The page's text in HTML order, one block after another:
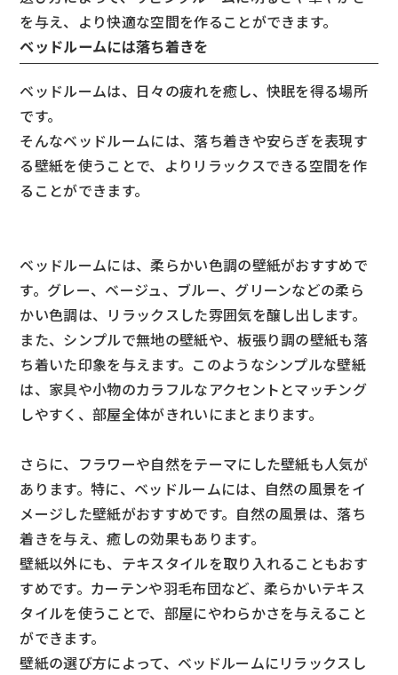
を与え、より快適な空間を作ることができます。
ベッドルームには落ち着きを
ベッドルームは、日々の疲れを癒し、快眠を得る場所
です。
そんなベッドルームには、落ち着きや安らぎを表現す
る壁紙を使うことで、よりリラックスできる空間を作
ることができます。
ベッドルームには、柔らかい色調の壁紙がおすすめで
す。グレー、ベージュ、ブルー、グリーンなどの柔ら
かい色調は、リラックスした雰囲気を醸し出します。
また、シンプルで無地の壁紙や、板張り調の壁紙も落
ち着いた印象を与えます。このようなシンプルな壁紙
は、家具や小物のカラフルなアクセントとマッチング
しやすく、部屋全体がきれいにまとまります。
さらに、フラワーや自然をテーマにした壁紙も人気が
あります。特に、ベッドルームには、自然の風景をイ
メージした壁紙がおすすめです。自然の風景は、落ち
着きを与え、癒しの効果もあります。
壁紙以外にも、テキスタイルを取り入れることもおす
すめです。カーテンや羽毛布団など、柔らかいテキス
タイルを使うことで、部屋にやわらかさを与えること
ができます。
壁紙の選び方によって、ベッドルームにリラックスし